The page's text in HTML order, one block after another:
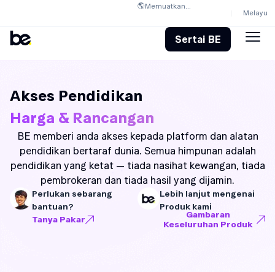
Melayu
🌎Memuatkan...
Sertai BE
Akses Pendidikan
Harga & Rancangan
BE memberi anda akses kepada platform dan alatan
pendidikan bertaraf dunia. Semua himpunan adalah
pendidikan yang ketat — tiada nasihat kewangan, tiada
pembrokeran dan tiada hasil yang dijamin.
Perlukan sebarang
bantuan?
Tanya Pakar
Lebih lanjut mengenai
Produk kami
Gambaran
Keseluruhan Produk